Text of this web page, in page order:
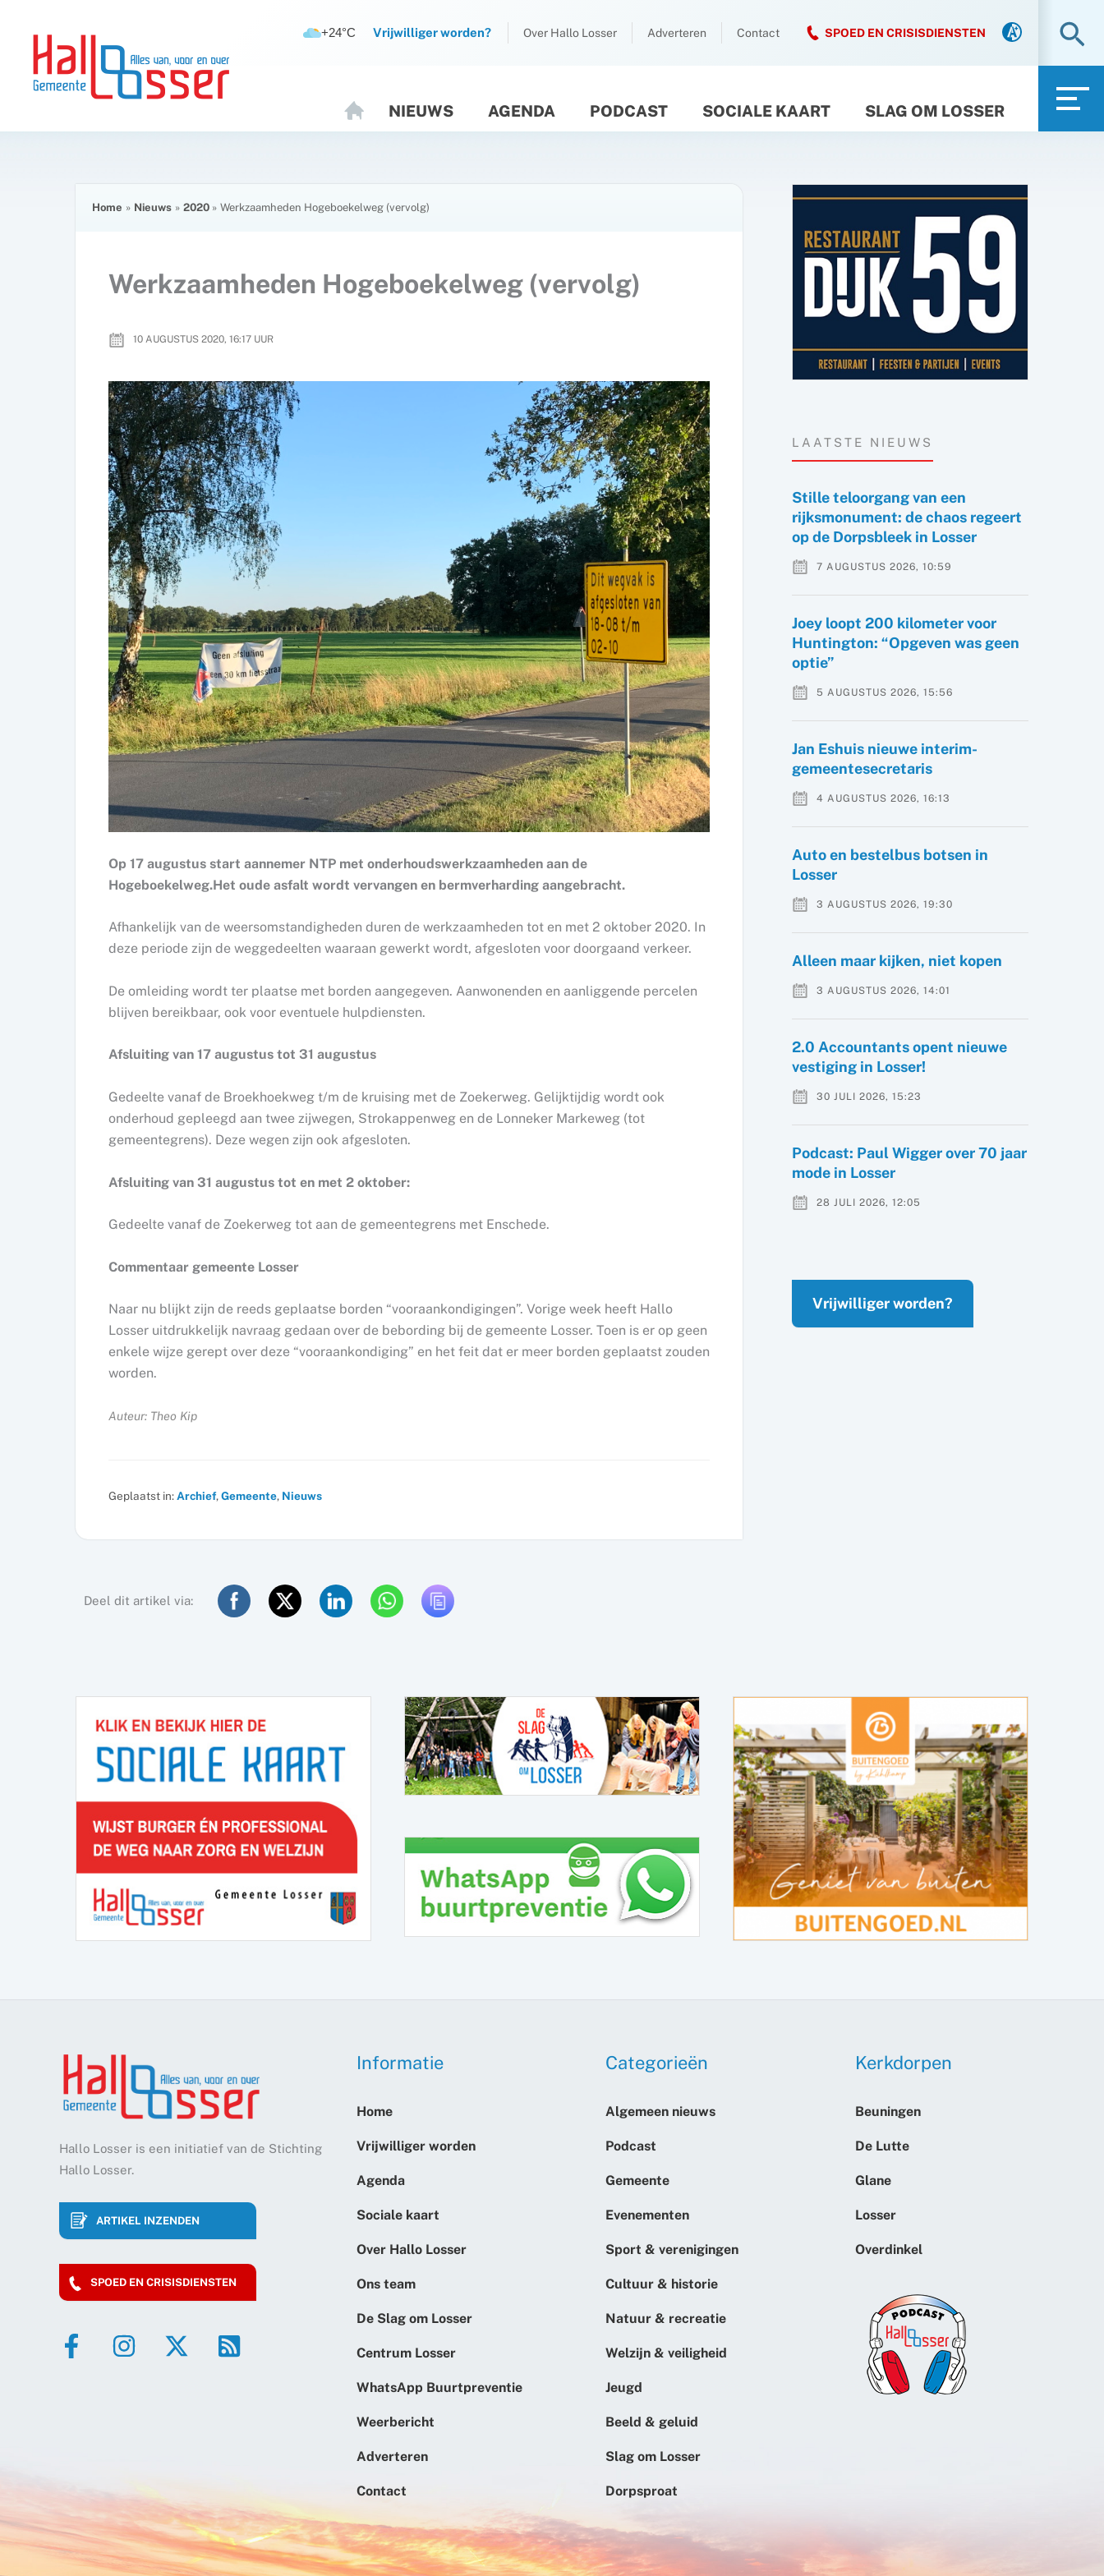
inhoud
inhoud
+24°C Vrijwilliger worden? Over Hallo Losser Adverteren Contact SPOED EN CRISISDIENSTEN
O
M
NIEUWS AGENDA PODCAST SOCIALE KAART SLAG OM LOSSER
Home Nieuws 2020 Werkzaamheden Hogeboekelweg (vervolg)
Werkzaamheden Hogeboekelweg (vervolg)
10 AUGUSTUS 2020, 16:17 UUR
Op 17 augustus start aannemer NTP met onderhoudswerkzaamheden aan de
Hogeboekelweg.Het oude asfalt wordt vervangen en bermverharding aangebracht.
Afhankelijk van de weersomstandigheden duren de werkzaamheden tot en met 2 oktober 2020. In
deze periode zijn de weggedeelten waaraan gewerkt wordt, afgesloten voor doorgaand verkeer.
De omleiding wordt ter plaatse met borden aangegeven. Aanwonenden en aanliggende percelen
blijven bereikbaar, ook voor eventuele hulpdiensten.
Afsluiting van 17 augustus tot 31 augustus
Gedeelte vanaf de Broekhoekweg t/m de kruising met de Zoekerweg. Gelijktijdig wordt ook
onderhoud gepleegd aan twee zijwegen, Strokappenweg en de Lonneker Markeweg (tot
gemeentegrens). Deze wegen zijn ook afgesloten.
Afsluiting van 31 augustus tot en met 2 oktober:
Gedeelte vanaf de Zoekerweg tot aan de gemeentegrens met Enschede.
Commentaar gemeente Losser
Naar nu blijkt zijn de reeds geplaatse borden “vooraankondigingen”. Vorige week heeft Hallo
Losser uitdrukkelijk navraag gedaan over de bebording bij de gemeente Losser. Toen is er op geen
enkele wijze gerept over deze “vooraankondiging” en het feit dat er meer borden geplaatst zouden
worden.
Auteur: Theo Kip
Geplaatst in: Archief,Gemeente, Nieuws
Deel dit artikel via:
LAATSTE NIEUWS
Stille teloorgang van een
rijksmonument: de chaos regeert
op de Dorpsbleek in Losser
7 AUGUSTUS 2026, 10:59
Joey loopt 200 kilometer voor
Huntington: “Opgeven was geen
optie”
5 AUGUSTUS 2026, 15:56
Jan Eshuis nieuwe interim-
gemeentesecretaris
4 AUGUSTUS 2026, 16:13
Auto en bestelbus botsen in
Losser
3 AUGUSTUS 2026, 19:30
Alleen maar kijken, niet kopen
3 AUGUSTUS 2026, 14:01
2.0 Accountants opent nieuwe
vestiging in Losser!
30 JULI 2026, 15:23
Podcast: Paul Wigger over 70 jaar
mode in Losser
28 JULI 2026, 12:05
Vrijwilliger worden?
Hallo Losser is een initiatief van de Stichting
Hallo Losser.
ARTIKEL INZENDEN
SPOED EN CRISISDIENSTEN
Informatie
Home
Vrijwilliger worden
Agenda
Sociale kaart
Over Hallo Losser
Ons team
De Slag om Losser
Centrum Losser
WhatsApp Buurtpreventie
Weerbericht
Adverteren
Contact
Categorieën
Algemeen nieuws
Podcast
Gemeente
Evenementen
Sport & verenigingen
Cultuur & historie
Natuur & recreatie
Welzijn & veiligheid
Jeugd
Beeld & geluid
Slag om Losser
Dorpsproat
Kerkdorpen
Beuningen
De Lutte
Glane
Losser
Overdinkel